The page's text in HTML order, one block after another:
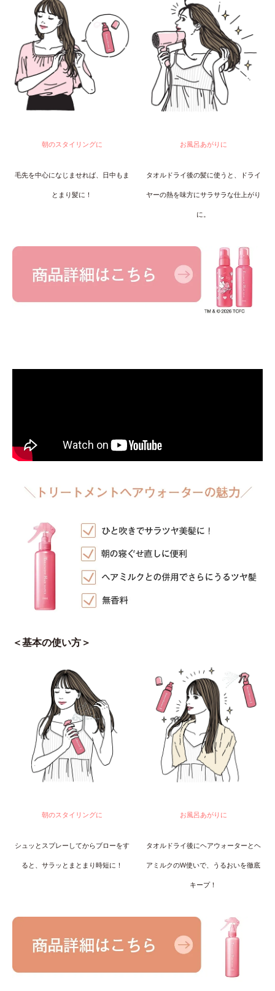
朝のスタイリングに
毛先を中心になじませれば、日中もま
とまり髪に！
お風呂あがりに
タオルドライ後の髪に使うと、ドライ
ヤーの熱を味方にサラサラな仕上がり
に。
＜基本の使い方＞
朝のスタイリングに
シュッとスプレーしてからブローをす
ると、サラッとまとまり時短に！
お風呂あがりに
タオルドライ後にヘアウォーターとヘ
アミルクのW使いで、うるおいを徹底
キープ！